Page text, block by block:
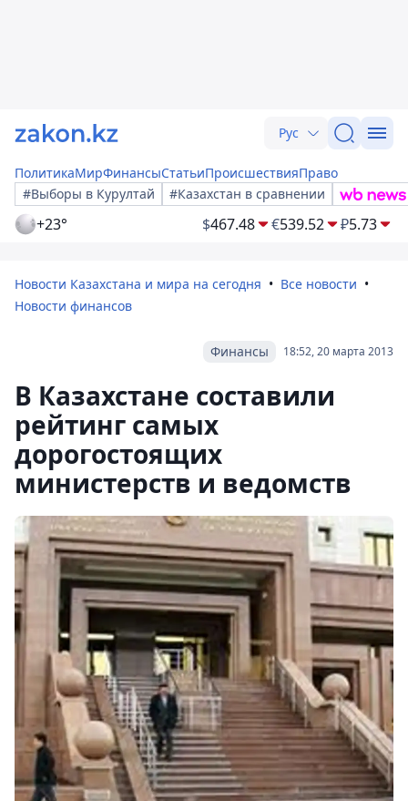
Рус
ПолитикаМирФинансыСтатьиПроисшествияПраво
#Выборы в Курултай
#Казахстан в сравнении
+23° $467.48 €539.52 ₽5.73
Новости Казахстана и мира на сегодня
Все новости
Новости финансов
18:52, 20 марта 2013
Финансы
В Казахстане составили
рейтинг самых
дорогостоящих
министерств и ведомств